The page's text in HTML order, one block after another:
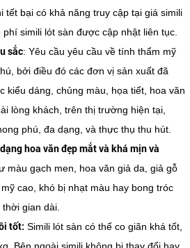
tết bại có khả năng truy cập tại giá simili
simili lót sàn được cập nhật liên tục.
sắc: Yêu cầu yêu cầu về tính thẩm mỹ
bởi điều đó các đơn vị sản xuất đã
kiểu dáng, chủng màu, họa tiết, hoa văn
lòng khách, trên thị trường hiện tại,
phú, đa dạng, và thực thụ thu hút.
hoa văn đẹp mắt và khá mịn và
màu gạch men, hoa văn giả da, giả gỗ
cao, khó bị nhạt màu hay bong tróc
gian dài.
tốt: Simili lót sàn có thể co giãn khá tốt,